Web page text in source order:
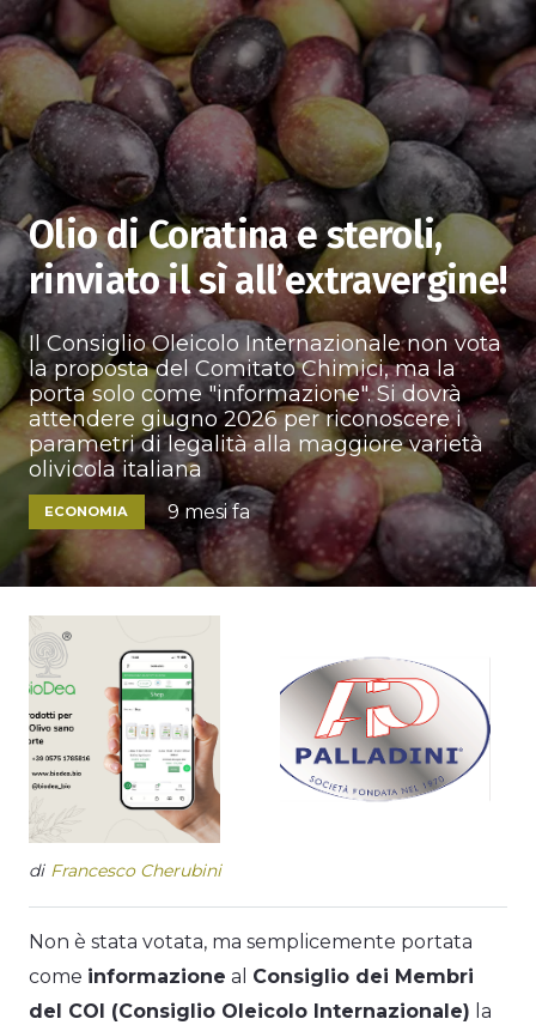
Olio di Coratina e steroli,
rinviato il sì all’extravergine!
Il Consiglio Oleicolo Internazionale non vota
la proposta del Comitato Chimici, ma la
porta solo come "informazione". Si dovrà
attendere giugno 2026 per riconoscere i
parametri di legalità alla maggiore varietà
olivicola italiana
ECONOMIA 9 mesi fa
di Francesco Cherubini
Non è stata votata, ma semplicemente portata
come informazione al Consiglio dei Membri
del COI (Consiglio Oleicolo Internazionale) la